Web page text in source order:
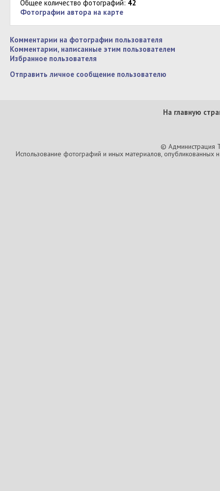
Общее количество фотографий: 42
Фотографии автора на карте
Комментарии на фотографии пользователя
Комментарии, написанные этим пользователем
Избранное пользователя
Отправить личное сообщение пользователю
На главную
© Администрация
Использование фотографий и иных материалов, опубликованных